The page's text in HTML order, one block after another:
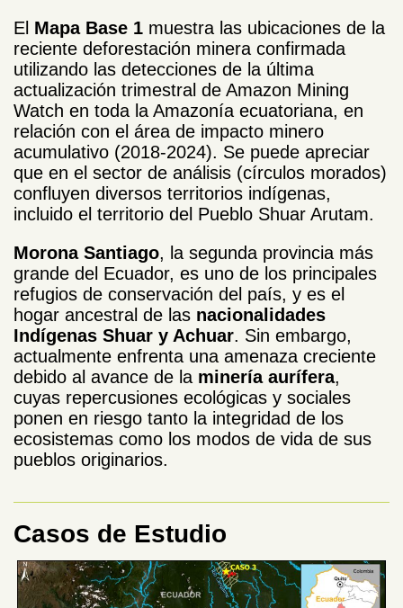
El Mapa Base 1 muestra las ubicaciones de la
reciente deforestación minera confirmada
utilizando las detecciones de la última
actualización trimestral de Amazon Mining
Watch en toda la Amazonía ecuatoriana, en
relación con el área de impacto minero
acumulativo (2018-2024). Se puede apreciar
que en el sector de análisis (círculos morados)
confluyen diversos territorios indígenas,
incluido el territorio del Pueblo Shuar Arutam.
Morona Santiago, la segunda provincia más
grande del Ecuador, es uno de los principales
refugios de conservación del país, y es el
hogar ancestral de las nacionalidades
Indígenas Shuar y Achuar. Sin embargo,
actualmente enfrenta una amenaza creciente
debido al avance de la minería aurífera,
cuyas repercusiones ecológicas y sociales
ponen en riesgo tanto la integridad de los
ecosistemas como los modos de vida de sus
pueblos originarios.
Casos de Estudio